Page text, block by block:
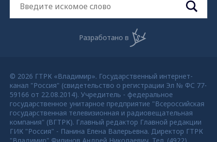
Разработано в
© 2026 ГТРК «Владимир». Государственный интернет-
канал "Россия" (свидетельство о регистрации Эл № ФС 77-
59166 от 22.08.2014). Учредитель - федеральное
государственное унитарное предприятие "Всероссийская
государственная телевизионная и радиовещательная
компания" (ВГТРК). Главный редактор Главной редакции
ГИК "Россия" - Панина Елена Валерьевна. Директор ГТРК
"Владимир" Филинов Андрей Николаевич. Тел. (4922)